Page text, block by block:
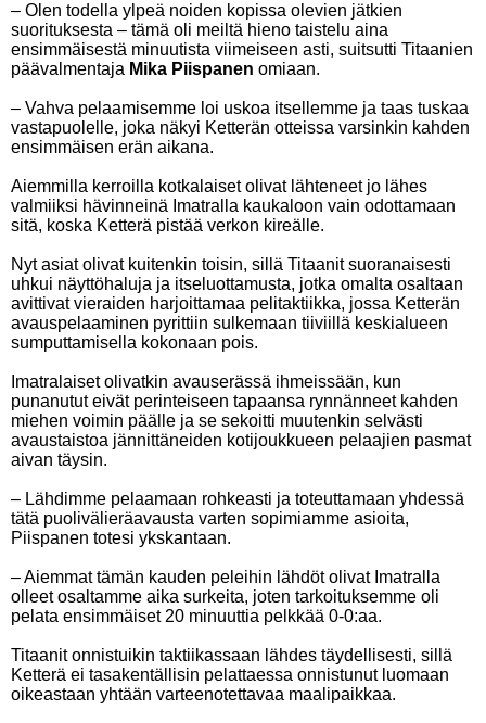
– Olen todella ylpeä noiden kopissa olevien jätkien
suorituksesta – tämä oli meiltä hieno taistelu aina
ensimmäisestä minuutista viimeiseen asti, suitsutti Titaanien
päävalmentaja Mika Piispanen omiaan.
– Vahva pelaamisemme loi uskoa itsellemme ja taas tuskaa
vastapuolelle, joka näkyi Ketterän otteissa varsinkin kahden
ensimmäisen erän aikana.
Aiemmilla kerroilla kotkalaiset olivat lähteneet jo lähes
valmiiksi hävinneinä Imatralla kaukaloon vain odottamaan
sitä, koska Ketterä pistää verkon kireälle.
Nyt asiat olivat kuitenkin toisin, sillä Titaanit suoranaisesti
uhkui näyttöhaluja ja itseluottamusta, jotka omalta osaltaan
avittivat vieraiden harjoittamaa pelitaktiikka, jossa Ketterän
avauspelaaminen pyrittiin sulkemaan tiiviillä keskialueen
sumputtamisella kokonaan pois.
Imatralaiset olivatkin avauserässä ihmeissään, kun
punanutut eivät perinteiseen tapaansa rynnänneet kahden
miehen voimin päälle ja se sekoitti muutenkin selvästi
avaustaistoa jännittäneiden kotijoukkueen pelaajien pasmat
aivan täysin.
– Lähdimme pelaamaan rohkeasti ja toteuttamaan yhdessä
tätä puolivälieräavausta varten sopimiamme asioita,
Piispanen totesi ykskantaan.
– Aiemmat tämän kauden peleihin lähdöt olivat Imatralla
olleet osaltamme aika surkeita, joten tarkoituksemme oli
pelata ensimmäiset 20 minuuttia pelkkää 0-0:aa.
Titaanit onnistuikin taktiikassaan lähdes täydellisesti, sillä
Ketterä ei tasakentällisin pelattaessa onnistunut luomaan
oikeastaan yhtään varteenotettavaa maalipaikkaa.